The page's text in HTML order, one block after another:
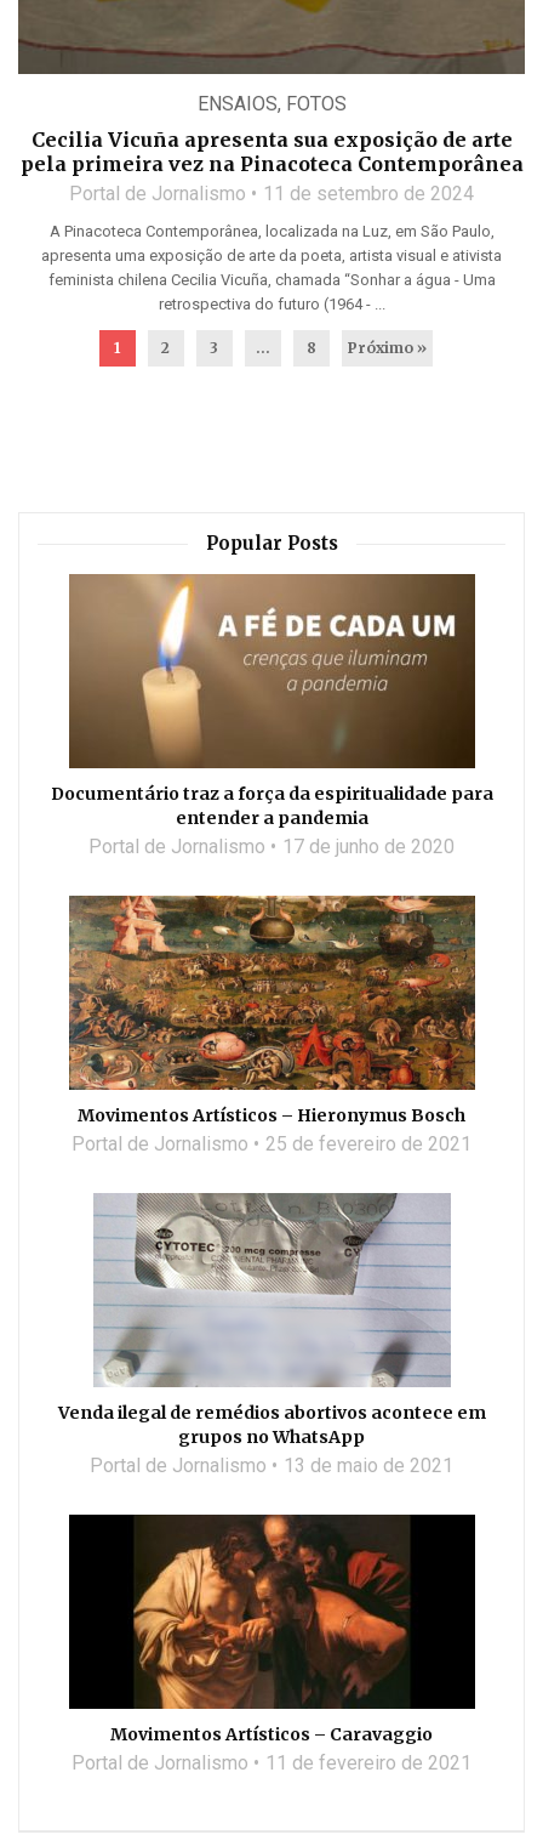
ENSAIOS, FOTOS
Cecilia Vicuña apresenta sua exposição de arte
pela primeira vez na Pinacoteca Contemporânea
Portal de Jornalismo 11 de setembro de 2024
A Pinacoteca Contemporânea, localizada na Luz, em São Paulo,
apresenta uma exposição de arte da poeta, artista visual e ativista
feminista chilena Cecilia Vicuña, chamada “Sonhar a água - Uma
retrospectiva do futuro (1964 - ...
1 2 3 … 8 Próximo »
Popular Posts
Documentário traz a força da espiritualidade para
entender a pandemia
Portal de Jornalismo 17 de junho de 2020
Movimentos Artísticos – Hieronymus Bosch
Portal de Jornalismo 25 de fevereiro de 2021
Venda ilegal de remédios abortivos acontece em
grupos no WhatsApp
Portal de Jornalismo 13 de maio de 2021
Movimentos Artísticos – Caravaggio
Portal de Jornalismo 11 de fevereiro de 2021